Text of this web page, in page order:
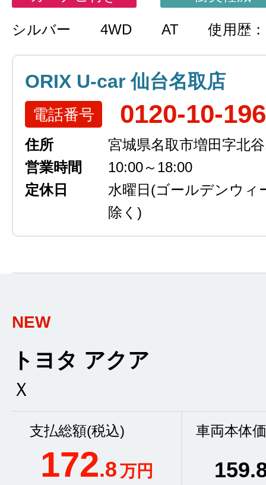
シルバー 4WD AT 使用歴
ORIX U-car 仙台名取店
電話番号 0120-10-
住所
宮城県名取市増田字北
営業時間
10:00～18:00
定休日
水曜日 (ゴールデンウィ
除く)
NEW
トヨタ アクア
Ｘ
支払総額(税込)
172.8万円
車両本体
159